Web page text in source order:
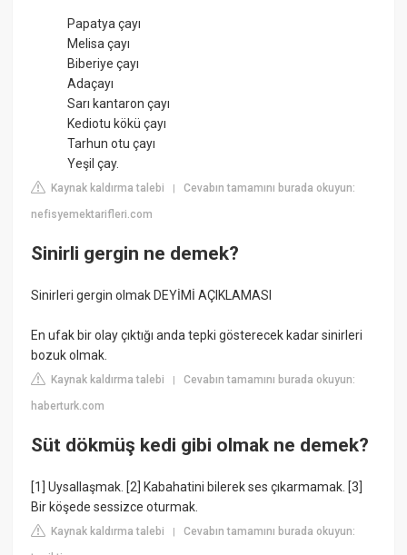
Papatya çayı
Melisa çayı
Biberiye çayı
Adaçayı
Sarı kantaron çayı
Kediotu kökü çayı
Tarhun otu çayı
Yeşil çay.
Kaynak kaldırma talebi |Cevabın tamamını burada okuyun:
nefisyemektarifleri.com
Sinirli gergin ne demek?
Sinirleri gergin olmak DEYİMİ AÇIKLAMASI
En ufak bir olay çıktığı anda tepki gösterecek kadar sinirleri
bozuk olmak.
Kaynak kaldırma talebi |Cevabın tamamını burada okuyun:
haberturk.com
Süt dökmüş kedi gibi olmak ne demek?
[1] Uysallaşmak. [2] Kabahatini bilerek ses çıkarmamak. [3]
Bir köşede sessizce oturmak.
Kaynak kaldırma talebi |Cevabın tamamını burada okuyun: